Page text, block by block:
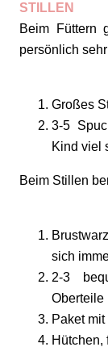
STILLEN
Beim Füttern
persönlich
Großes
3-5
Kind viel
Beim Stillen
sich
2-3
Oberteile
Paket
Hütchen,